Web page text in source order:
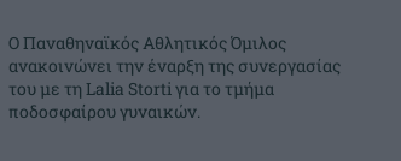
Ο Παναθηναϊκός Αθλητικός Όμιλος
ανακοινώνει την έναρξη της συνεργασίας
του με τη Lalia Storti για το τμήμα
ποδοσφαίρου γυναικών.